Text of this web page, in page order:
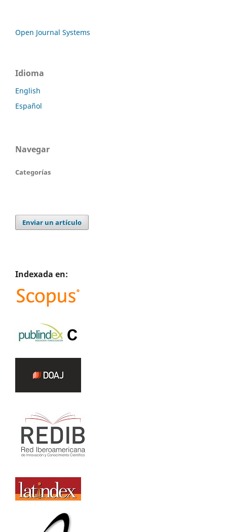
Open Journal Systems
Idioma
English
Español
Navegar
Categorías
Enviar un artículo
Indexada en: